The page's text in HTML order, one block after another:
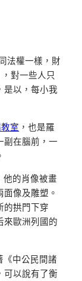
法權一樣，財
對一些人只
是以，每小我
室 ，也是羅
副在腦前，一
他的肖像被畫
像及雕塑。
的拱門下穿
來歐洲列國的
《中公民間諸
可以說有了衡